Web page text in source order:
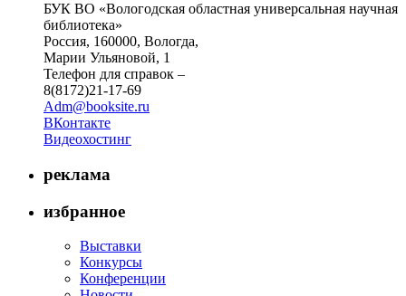
БУК ВО «Вологодская областная универсальная научная
библиотека»
Россия, 160000, Вологда,
Марии Ульяновой, 1
Телефон для справок –
8(8172)21-17-69
Adm@booksite.ru
ВКонтакте
Видеохостинг
реклама
избранное
Выставки
Конкурсы
Конференции